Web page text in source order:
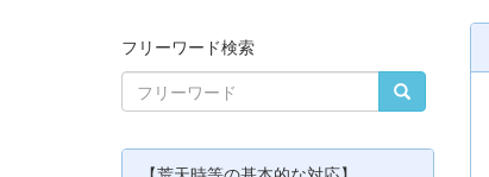
フリーワード検索